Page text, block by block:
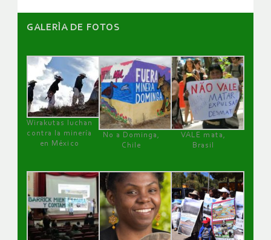
GALERÌA DE FOTOS
Wirakutas luchan
contra la minería
en México
No a Dominga,
Chile
VALE mata,
Brasil